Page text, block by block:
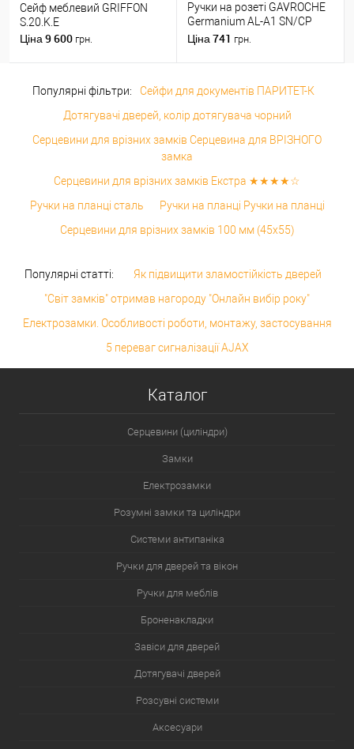
Сейф меблевий GRIFFON
S.20.K.E
Ціна 9 600 грн.
Ручки на розеті GAVROCHE
Germanium AL-A1 SN/CP
нікель/хром
Ціна 741 грн.
Популярні фільтри:
Сейфи для документів ПАРИТЕТ-К
Дотягувачі дверей, колір дотягувача чорний
Серцевини для врізних замків Серцевина для ВРІЗНОГО
замка
Серцевини для врізних замків Екстра ★★★★☆
Ручки на планці сталь
Ручки на планці Ручки на планці
Серцевини для врізних замків 100 мм (45x55)
Популярні статті:
Як підвищити зламостійкість дверей
"Світ замків" отримав нагороду "Онлайн вибір року"
Електрозамки. Особливості роботи, монтажу, застосування
5 переваг сигналізації AJAX
Каталог
Серцевини (циліндри)
Замки
Електрозамки
Розумні замки та циліндри
Системи антипаніка
Ручки для дверей та вікон
Ручки для меблів
Броненакладки
Завіси для дверей
Дотягувачі дверей
Розсувні системи
Аксесуари